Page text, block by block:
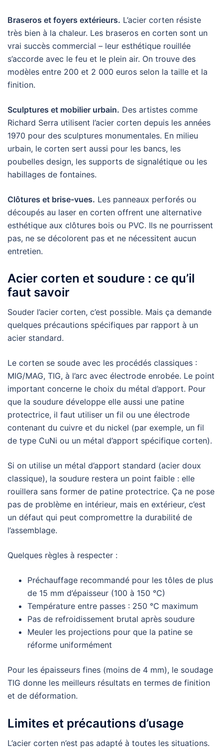
Braseros et foyers extérieurs. L’acier corten résiste
très bien à la chaleur. Les braseros en corten sont un
vrai succès commercial – leur esthétique rouillée
s’accorde avec le feu et le plein air. On trouve des
modèles entre 200 et 2 000 euros selon la taille et la
finition.
Sculptures et mobilier urbain. Des artistes comme
Richard Serra utilisent l’acier corten depuis les années
1970 pour des sculptures monumentales. En milieu
urbain, le corten sert aussi pour les bancs, les
poubelles design, les supports de signalétique ou les
habillages de fontaines.
Clôtures et brise-vues. Les panneaux perforés ou
découpés au laser en corten offrent une alternative
esthétique aux clôtures bois ou PVC. Ils ne pourrissent
pas, ne se décolorent pas et ne nécessitent aucun
entretien.
Acier corten et soudure : ce qu’il
faut savoir
Souder l’acier corten, c’est possible. Mais ça demande
quelques précautions spécifiques par rapport à un
acier standard.
Le corten se soude avec les procédés classiques :
MIG/MAG, TIG, à l’arc avec électrode enrobée. Le point
important concerne le choix du métal d’apport. Pour
que la soudure développe elle aussi une patine
protectrice, il faut utiliser un fil ou une électrode
contenant du cuivre et du nickel (par exemple, un fil
de type CuNi ou un métal d’apport spécifique corten).
Si on utilise un métal d’apport standard (acier doux
classique), la soudure restera un point faible : elle
rouillera sans former de patine protectrice. Ça ne pose
pas de problème en intérieur, mais en extérieur, c’est
un défaut qui peut compromettre la durabilité de
l’assemblage.
Quelques règles à respecter :
Préchauffage recommandé pour les tôles de plus
de 15 mm d’épaisseur (100 à 150 °C)
Température entre passes : 250 °C maximum
Pas de refroidissement brutal après soudure
Meuler les projections pour que la patine se
réforme uniformément
Pour les épaisseurs fines (moins de 4 mm), le soudage
TIG donne les meilleurs résultats en termes de finition
et de déformation.
Limites et précautions d’usage
L’acier corten n’est pas adapté à toutes les situations.